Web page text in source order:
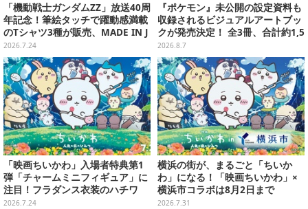
「機動戦士ガンダムZZ」放送40周
年記念！筆絵タッチで躍動感満載
のTシャツ3種が販売、MADE IN J
APANで品質にもこだわり
2026.7.24
『ポケモン』未公開の設定資料も
収録されるビジュアルアートブッ
クが発売決定！ 全3冊、合計約1,5
00ページの大ボリュームでシリー
ズ30年を振り返る
2026.8.7
「映画ちいかわ」入場者特典第1
弾「チャームミニフィギュア」に
注目！フラダンス衣装のハチワ
レ、うさぎら全8種類
2026.7.24
横浜の街が、まるごと「ちいか
わ」になる！「映画ちいかわ」×
横浜市コラボは8月2日まで
2026.7.31